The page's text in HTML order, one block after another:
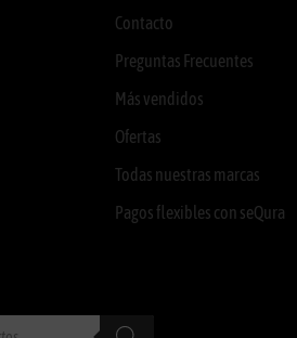
Contacto
Preguntas Frecuentes
Más vendidos
Ofertas
Todas nuestras marcas
Pagos flexibles con seQura